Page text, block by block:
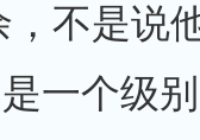
不是说
一个级